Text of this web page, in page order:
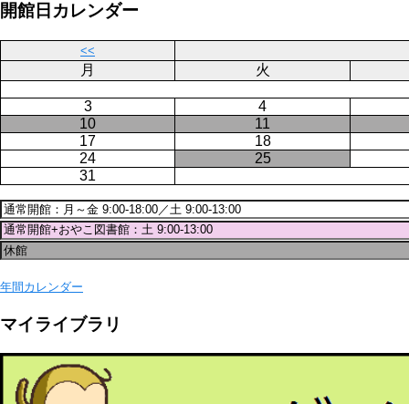
送
開館日カレンダー
<<
月 火
3
4
10
11
17
18
24
25
31
年間カレンダー
マイライブラリ